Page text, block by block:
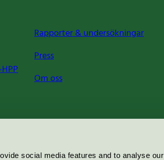
social media features and to analyse our
Rapporter & undersökningar
Press
Om oss